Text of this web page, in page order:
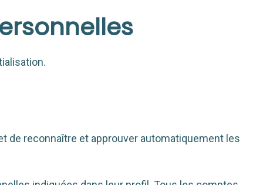
de reconnaître et approuver automatiquement les